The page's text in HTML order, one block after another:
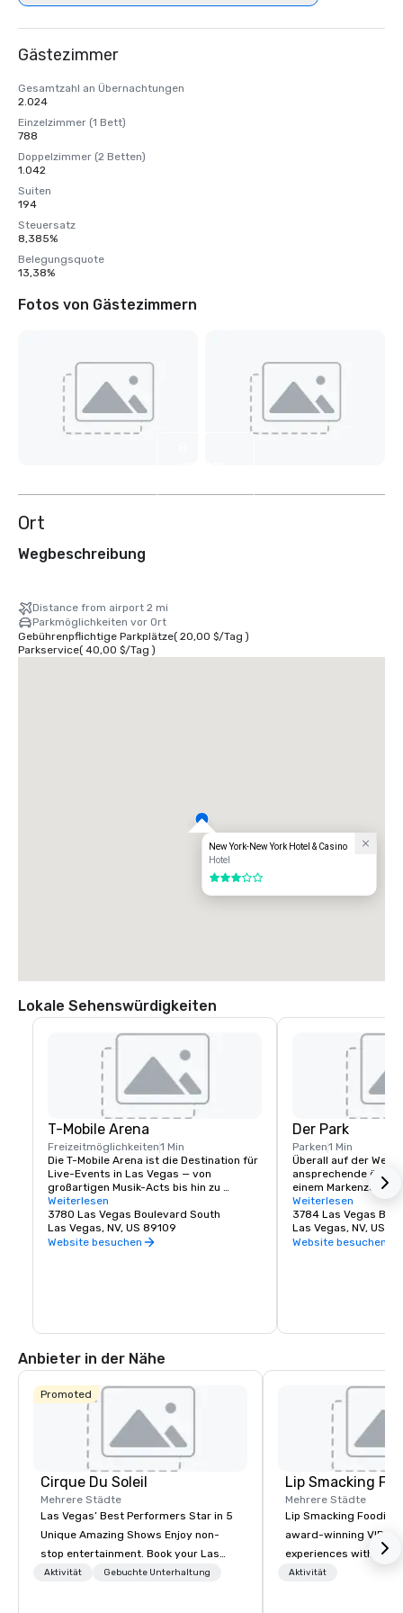
Gästezimmer
Gesamtzahl an Übernachtungen
2.024
Einzelzimmer (1 Bett)
788
Doppelzimmer (2 Betten)
1.042
Suiten
194
Steuersatz
8,385%
Belegungsquote
13,38%
Fotos von Gästezimmern
Ort
Wegbeschreibung
Distance from airport 2 mi
Parkmöglichkeiten vor Ort
Gebührenpflichtige Parkplätze( 20,00 $/Tag )
Parkservice( 40,00 $/Tag )
New York-New York Hotel & Casino
Hotel
3 von 5
Lokale Sehenswürdigkeiten
T-Mobile Arena
Freizeitmöglichkeiten1 Min
Die T-Mobile Arena ist die Destination für
Live-Events in Las Vegas — von
großartigen Musik-Acts bis hin zu
aufregenden Sportveranstaltungen. Sie
hat einen neuen Standard dafür gesetzt,
was Unterhaltung in der Stadt bedeutet,
die es am besten kann. In der T-Mobile
Konzerten.
Weiterlesen
3780 Las Vegas Boulevard South
Las Vegas, NV, US 89109
Website besuchen
Der Park
Parken1 Min
Überall auf der Welt
ansprechende
einem
Städte geworden,
keine Ausnahme.
traditionelle
erfunden und ein
für jeden etwas.
Weiterlesen
3784 Las Vegas
Las Vegas, NV, US
Website besuchen
Anbieter in der Nähe
Promoted
Cirque Du Soleil
Mehrere Städte
Las Vegas’ Best Performers Star in 5
Unique Amazing Shows Enjoy non-
stop entertainment. Book your Las
Vegas show tickets.
Aktivität Gebuchte Unterhaltung
Lip Smacking
Mehrere Städte
Lip Smacking Foodie
award-winning VIP
experiences with
restaurants
Aktivität